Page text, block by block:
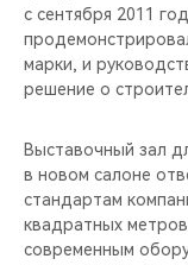
CHERY REMOTE
НАШИ МЕРОПРИЯТИЯ
ВИДЕООБЗОРЫ
CHERY ДЛЯ ДЕТЕЙ
с сентября 2011
марки, и
решение о
Выставочный зал
в новом салоне
стандартам
квадратных
современным